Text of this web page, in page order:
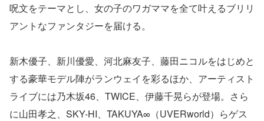
呪文をテーマとし、女の子のワガママを全て叶えるブリリ
アントなファンタジーを届ける。
新木優子、新川優愛、河北麻友子、藤田ニコルをはじめと
する豪華モデル陣がランウェイを彩るほか、アーティスト
ライブには乃木坂46、TWICE、伊藤千晃らが登場。さら
に山田孝之、SKY-HI、TAKUYA∞（UVERworld）らゲス